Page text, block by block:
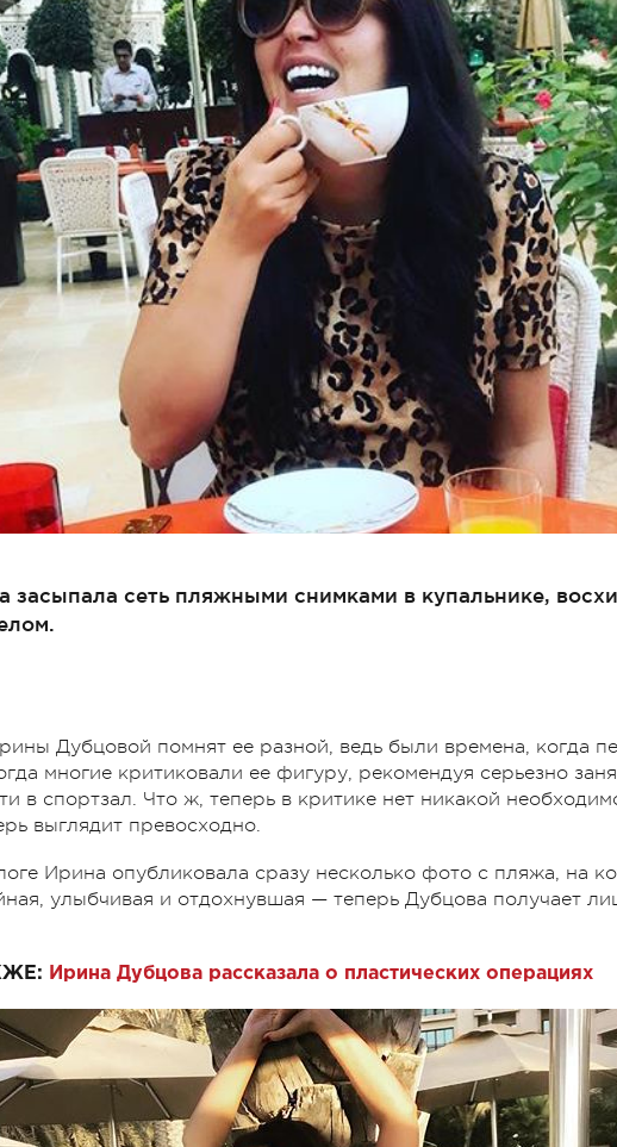
засыпала сеть пляжными снимками в купальнике,
Дубцовой помнят ее разной, ведь были времена, когда
многие критиковали ее фигуру, рекомендуя серьезно
в спортзал. Что ж, теперь в критике нет никакой
выглядит превосходно.
Ирина опубликовала сразу несколько фото с пляжа, на
улыбчивая и отдохнувшая — теперь Дубцова получает
Ирина Дубцова рассказала о пластических операциях